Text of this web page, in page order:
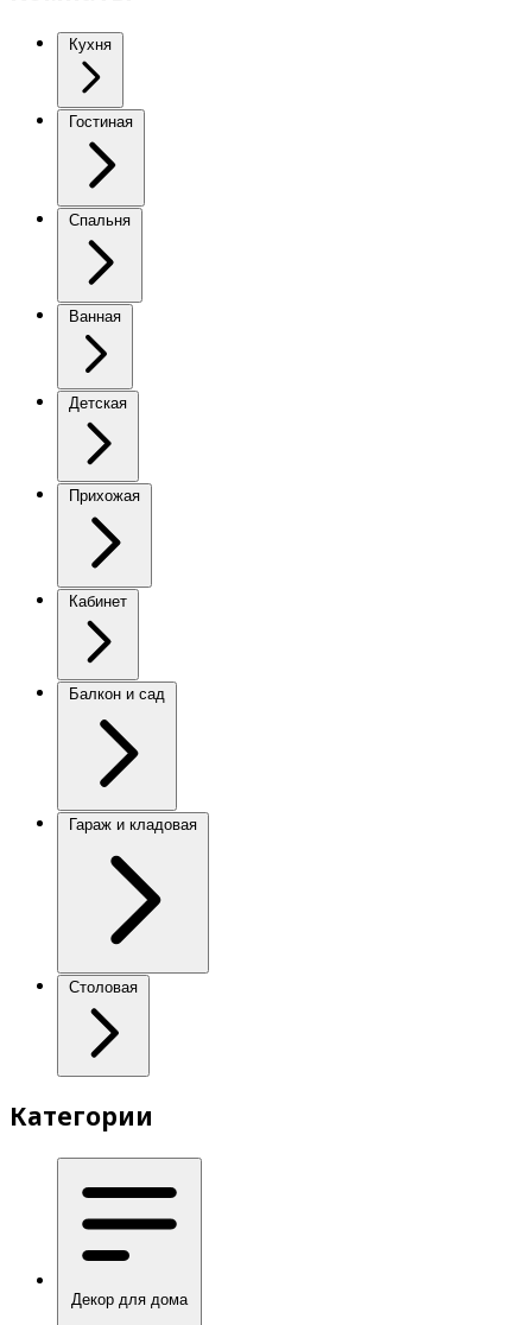
Кухня
Гостиная
Спальня
Ванная
Детская
Прихожая
Кабинет
Балкон и сад
Гараж и кладовая
Столовая
Категории
Декор для дома